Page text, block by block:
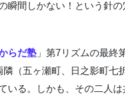
瞬間しかない！という針
らだ塾 」第7リズムの最終
（五ヶ瀬町、日之影町七
いる。しかも、その二人